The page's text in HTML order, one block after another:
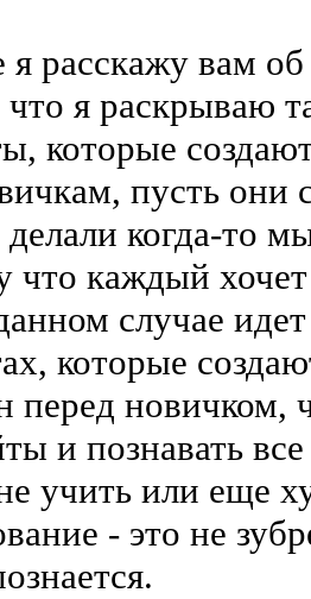
я расскажу вам
что я раскрываю
которые
пусть они
когда-то
каждый
случае
которые
перед
и познавать
учить или еще
- это не